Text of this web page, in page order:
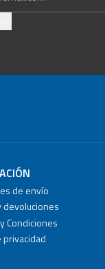
de envío
devoluciones
Condiciones
privacidad